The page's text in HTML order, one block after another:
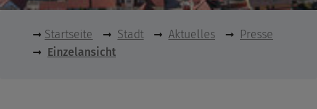
Startseite Stadt Aktuelles
Presse
Einzelansicht